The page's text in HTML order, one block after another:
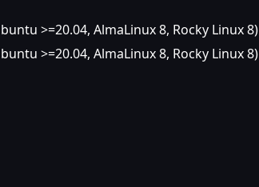
>=20.04, AlmaLinux 8, Rocky Linux 8)
>=20.04, AlmaLinux 8, Rocky Linux 8)